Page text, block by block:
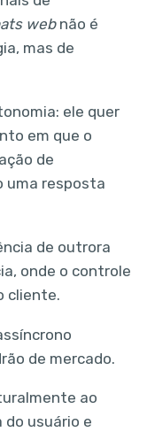
webnão é
mas de
ele quer
em que o
de
uma resposta
de outrora
onde o controle
cliente.
de mercado.
ao
usuário e